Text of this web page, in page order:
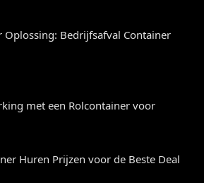
Oplossing: Bedrijfsafval Container
met een Rolcontainer voor
Huren Prijzen voor de Beste Deal